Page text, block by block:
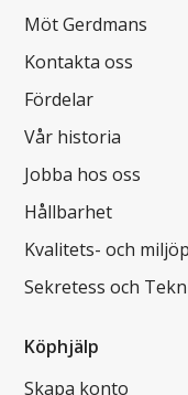
Möt Gerdmans
Kontakta oss
Fördelar
Vår historia
Jobba hos oss
Hållbarhet
Kvalitets- och
Sekretess och
Köphjälp
Skapa konto